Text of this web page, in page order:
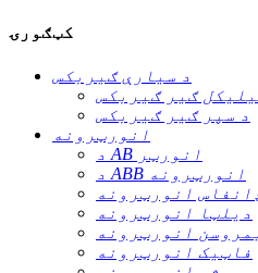
کټګورۍ
د سیارې ګیربکس
ګیر ګیربکس
د سپر ګیر ګیربکس
انورټرونه
د AB انورټر
د ABB انورټرونه
انورټرونه
دیلټا انورټرونه
انورټرونه
فاټیک انورټرونه